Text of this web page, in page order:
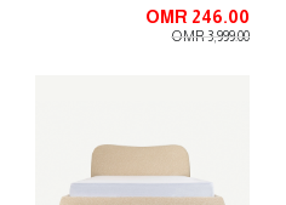
OMR 246.00
OMR 3,999.00